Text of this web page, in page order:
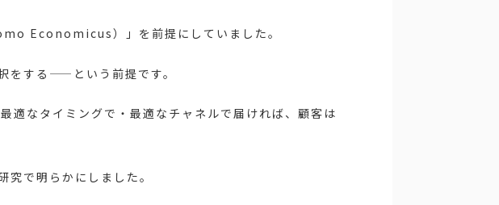
Economicus）」を前提にしていました。
をする——という前提です。
適なタイミングで・最適なチャネルで届ければ、顧客は
で明らかにしました。